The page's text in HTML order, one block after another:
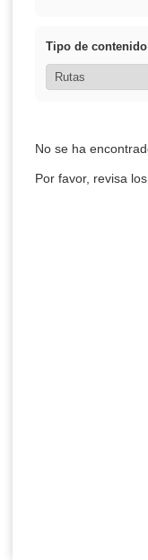
Tipo de
No se ha
Por favor, revisa